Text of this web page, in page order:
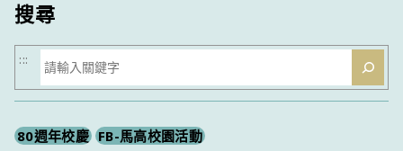
搜尋
搜
尋
:::
80週年校慶 FB-馬高校園活動